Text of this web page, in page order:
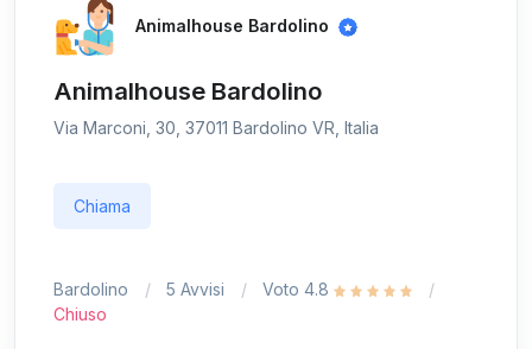
Animalhouse Bardolino
Animalhouse Bardolino
Via Marconi, 30, 37011 Bardolino VR, Italia
Chiama
Bardolino 5 Avvisi
Voto 4.8
Chiuso